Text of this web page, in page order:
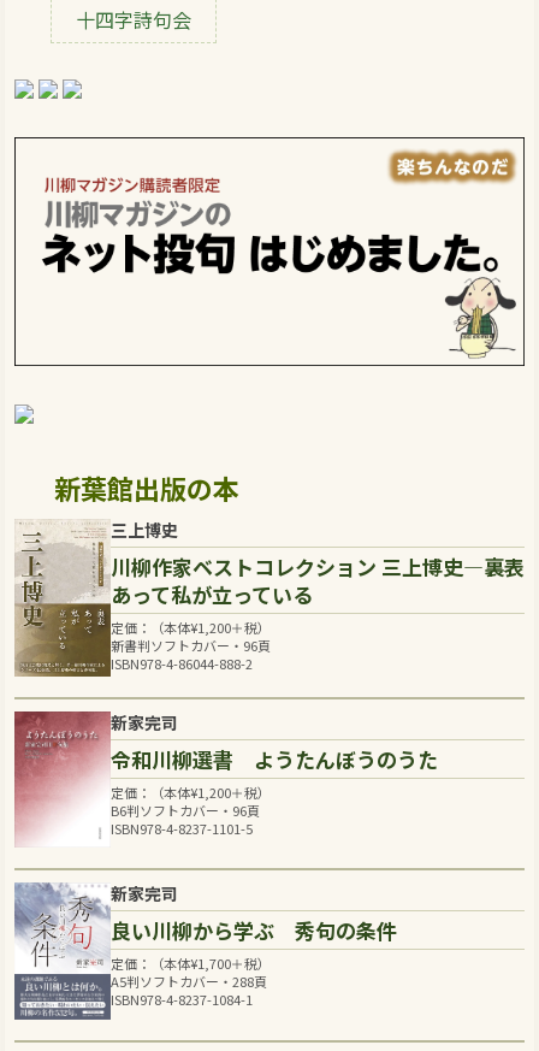
十四字詩句会
新葉館出版の本
三上博史
川柳作家ベストコレクション 三上博史―裏表
あって私が立っている
定価：（本体¥1,200＋税）
新書判ソフトカバー・96頁
ISBN978-4-86044-888-2
新家完司
令和川柳選書 ようたんぼうのうた
定価：（本体¥1,200＋税）
B6判ソフトカバー・96頁
ISBN978-4-8237-1101-5
新家完司
良い川柳から学ぶ 秀句の条件
定価：（本体¥1,700＋税）
A5判ソフトカバー・288頁
ISBN978-4-8237-1084-1